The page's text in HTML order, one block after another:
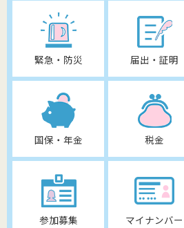
緊急・防災 届出・証明
国保・年金 税金
参加募集 マイナンバー